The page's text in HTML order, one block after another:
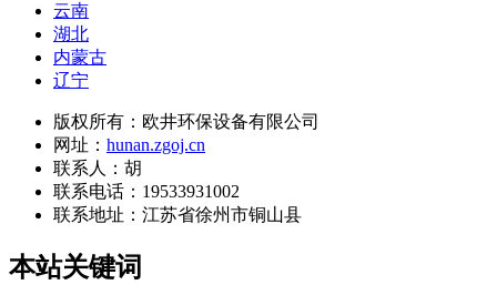
云南
湖北
内蒙古
辽宁
版权所有：欧井环保设备有限公司
网址： hunan.zgoj.cn
联系人：胡
联系电话：19533931002
联系地址： 江苏省徐州市铜山县
本站关键词